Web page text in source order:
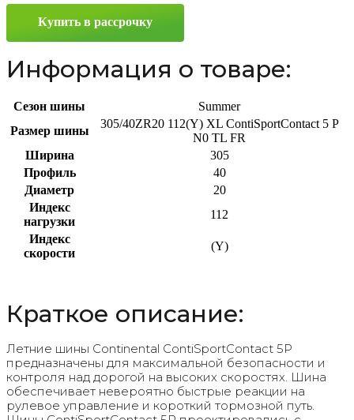
305/40
112(Y)
Купить в рассрочку
Информация о товаре:
Сезон шины
Summer
Размер шины
305/40ZR20 112(Y) XL ContiSportContact 5 P
N0 TL FR
Ширина
305
Профиль
40
Диаметр
20
Индекс
нагрузки
112
Индекс
скорости
(Y)
Краткое описание:
Летние шины Continental ContiSportContact 5P
предназначены для максимальной безопасности и
контроля над дорогой на высоких скоростях. Шина
обеспечивает невероятно быстрые реакции на
рулевое управление и короткий тормозной путь.